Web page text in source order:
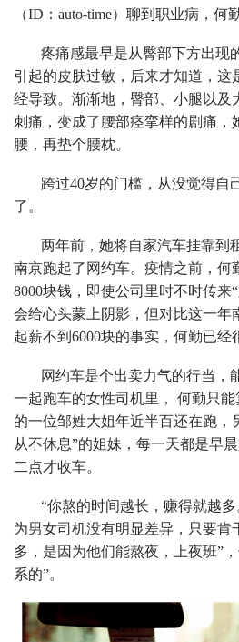
（ID：auto-time）聊到职业病，何
疼痛感最早是从臀部下方出现
引起的皮肤过敏，后来才知道，这
经导致。渐渐地，臀部、小腿以及
刺痛，变成了腰部痉挛样的剧痛，
腰，再垫个腰枕。
跨过40岁的门槛，从没觉得自
了。
两年前，她将自家汽车挂靠到
南京跑起了网约车。疫情之前，何
8000块钱，即使公司里时不时传来
会给心头蒙上阴影，但对比这一年
起薪不到6000块的事实，何勤已经
网约车是个出卖力气的行当，
一起跑车的女性司机里， 何勤只
的一位邹姓大姐年近半百还在跑，
从不休息”的姐妹，每一天都是早
二点才收车。
“你熬的时间越长，赚得就越
为男女司机没有明显差异，只要肯
多，是因为他们能熬夜，上夜班”
系的”。